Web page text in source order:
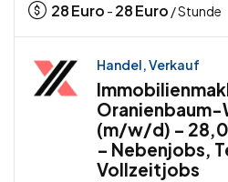
28Euro - 28Euro / Stunde
Handel, Verkauf
Oranienbaum-
(m/w/d) –
– Nebenjobs,
Vollzeitjobs